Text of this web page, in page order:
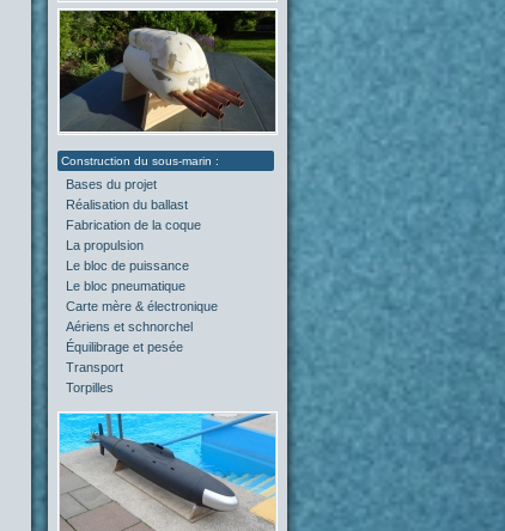
Bases du projet
Réalisation du ballast
Fabrication de la coque
La propulsion
Le bloc de puissance
Le bloc pneumatique
Carte mère & électronique
Aériens et schnorchel
Équilibrage et pesée
Transport
Torpilles